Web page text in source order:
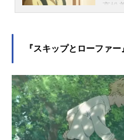
ウ
作品
高松
かに
た。
ン」
みつ
実家
て、
『スキップとローファ